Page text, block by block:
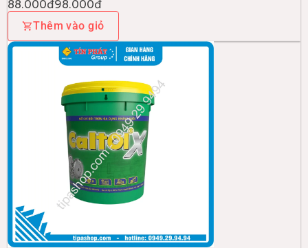
88.000đ98.000đ
Thêm vào giỏ